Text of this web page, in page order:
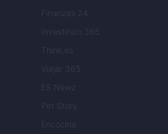
Finanzas 24
Investindo 365
Think.es
Viajar 365
ES Newz
Pet Story
Encocina